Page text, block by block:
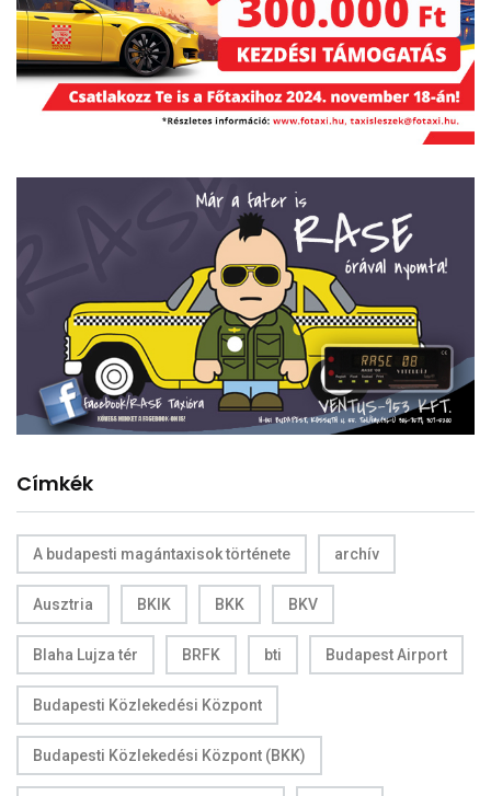
Címkék
A budapesti magántaxisok története archív
Ausztria BKIK BKK BKV
Blaha Lujza tér BRFK bti Budapest Airport
Budapesti Közlekedési Központ
Budapesti Közlekedési Központ (BKK)